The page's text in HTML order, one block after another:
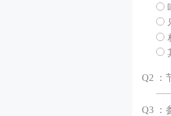
Q2 ：
Q3 ：